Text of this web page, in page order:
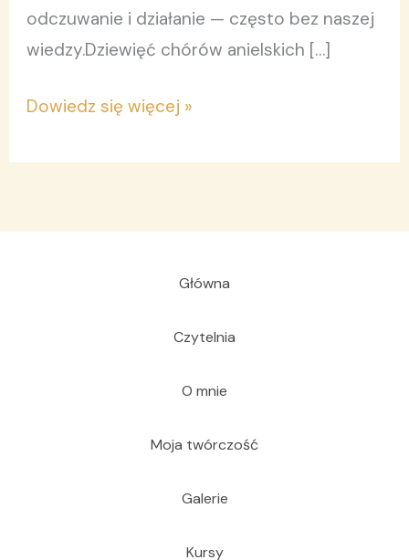
odczuwanie i działanie — często bez naszej
wiedzy.Dziewięć chórów anielskich […]
Dowiedz się więcej »
Główna
Czytelnia
O mnie
Moja twórczość
Galerie
Kursy